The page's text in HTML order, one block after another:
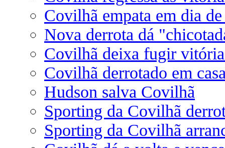
Covilhã empata em dia
Nova derrota dá
Covilhã deixa fugir vitória
Covilhã derrotado em
Hudson salva Covilhã
Sporting da Covilhã
Sporting da Covilhã